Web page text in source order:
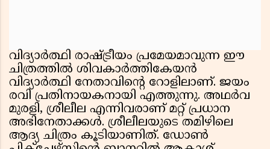
വിദ്യാർത്ഥി രാഷ്ട്രീയം പ്രമേയമാവുന്ന ഈ
ചിത്രത്തിൽ ശിവകാർത്തികേയൻ
വിദ്യാർത്ഥി നേതാവിൻ്റെ റോളിലാണ്. ജയം
രവി പ്രതിനായകനായി എത്തുന്നു. അഥർവ
മുരളി, ശ്രീലീല എന്നിവരാണ് മറ്റ് പ്രധാന
അഭിനേതാക്കൾ. ശ്രീലീലയുടെ തമിഴിലെ
ആദ്യ ചിത്രം കൂടിയാണിത്. ഡോൺ